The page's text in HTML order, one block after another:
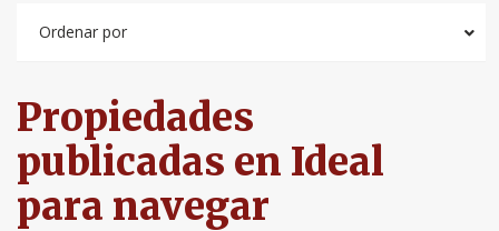
Ordenar por
Propiedades
publicadas en Ideal
para navegar